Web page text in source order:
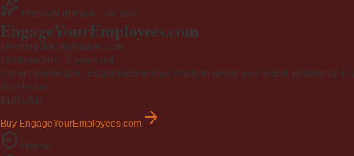
Premium domain · For sale
EngageYourEmployees.com
19-character brandable .com
19 characters · 6 years old
A short, memorable, established domain ready to power your brand. Backed by
Buy-it-now
$195USD
Buy EngageYourEmployees.com
Afternic